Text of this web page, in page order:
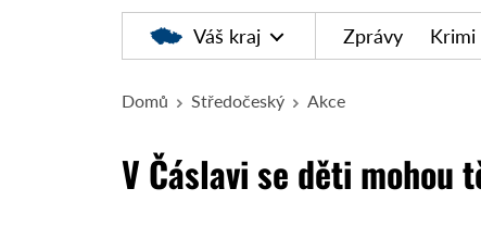
Váš kraj Zprávy Krimi
Domů Středočeský Akce
V Čáslavi se děti mohou